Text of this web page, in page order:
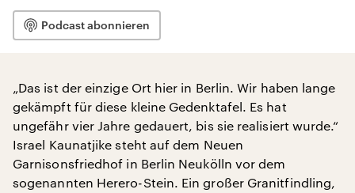
Podcast abonnieren
„Das ist der einzige Ort hier in Berlin. Wir haben lange
gekämpft für diese kleine Gedenktafel. Es hat
ungefähr vier Jahre gedauert, bis sie realisiert wurde.“
Israel Kaunatjike steht auf dem Neuen
Garnisonsfriedhof in Berlin Neukölln vor dem
sogenannten Herero-Stein. Ein großer Granitfindling,